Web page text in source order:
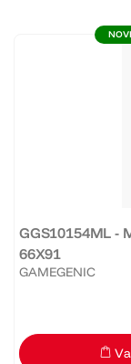
GGS10154ML -
66X91
GAMEGENIC